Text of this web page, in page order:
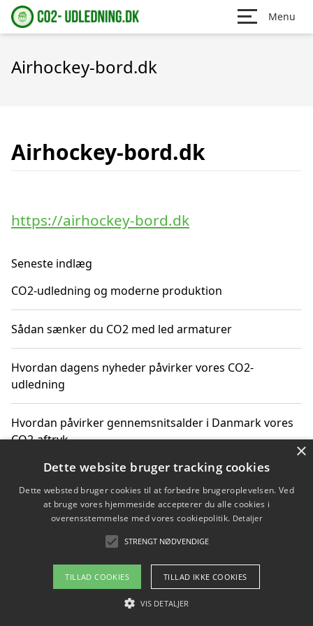
Menu
Airhockey-bord.dk
Airhockey-bord.dk
https://airhockey-bord.dk
Seneste indlæg
CO2-udledning og moderne produktion
Sådan sænker du CO2 med led armaturer
Hvordan dagens nyheder påvirker vores CO2-
udledning
Hvordan påvirker gennemsnitsalder i Danmark vores
CO2-aftryk
Hvordan nyheder om CO2-udledning påvirker vores
hverdag
Om / kontakt
Blog Betingelser
×
Dette website bruger tracking cookies
Dette websted bruger cookies til at forbedre brugeroplevelsen. Ved
at bruge vores hjemmeside accepterer du alle cookies i
overensstemmelse med vores cookiepolitik. Detaljer
STRENGT NØDVENDIGE
TILLAD COOKIES TILLAD IKKE COOKIES
VIS DETALJER